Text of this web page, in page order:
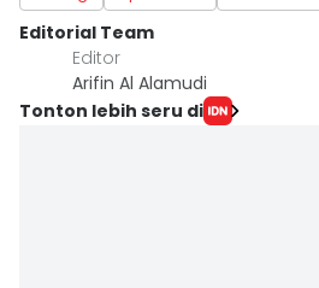
Editorial Team
Editor
Arifin Al Alamudi
Tonton lebih seru di